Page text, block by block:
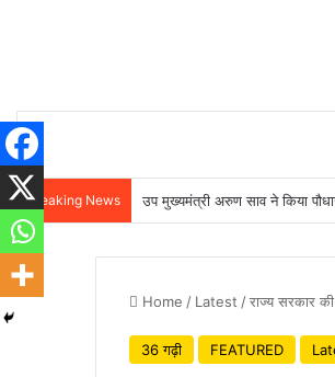
Breaking News उप मुख्यमंत्री अरुण साव ने किया
Home / Latest /राज्य सरकार की
36 गढ़ी FEATURED